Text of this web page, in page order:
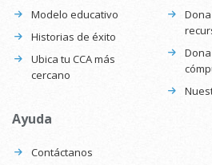
Modelo educativo
Historias de éxito
Ubica tu CCA más
cercano
Ayuda
Contáctanos